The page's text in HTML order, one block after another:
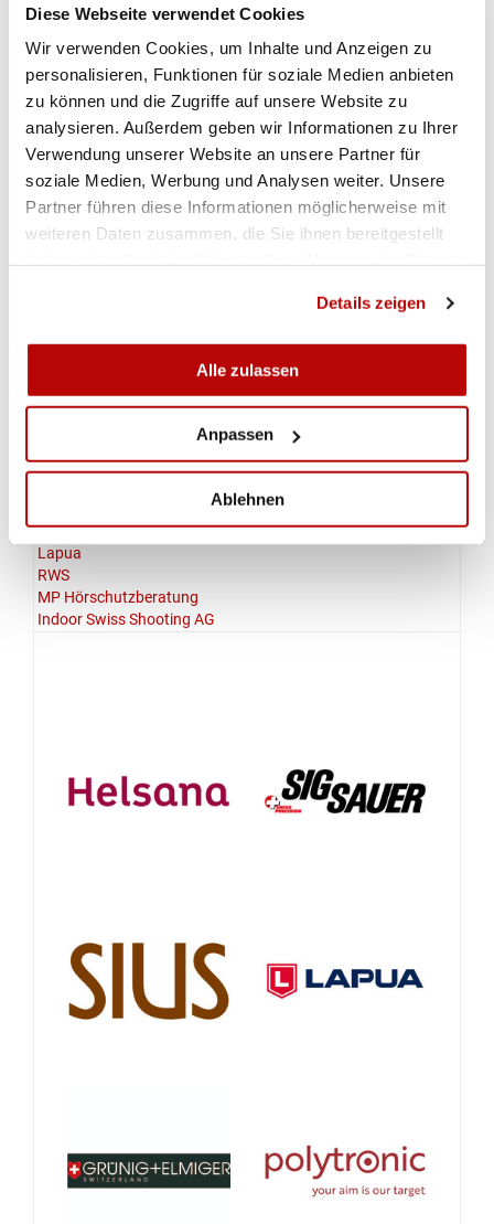
Diese Webseite verwendet Cookies
Wir verwenden Cookies, um Inhalte und Anzeigen zu
personalisieren, Funktionen für soziale Medien anbieten
zu können und die Zugriffe auf unsere Website zu
analysieren. Außerdem geben wir Informationen zu Ihrer
Verwendung unserer Website an unsere Partner für
soziale Medien, Werbung und Analysen weiter. Unsere
Partner führen diese Informationen möglicherweise mit
weiteren Daten zusammen, die Sie ihnen bereitgestellt
Details zeigen
Alle zulassen
Anpassen
Ablehnen
10m carabine à air
comprimé
2ème place 50m carabine trois positions
2ème place 50m carabine trois positions
1ère place 50m carabine trois positions
Marti Gründungstechnik AG
Association des Donateurs des équipes nationales de tir
EQUIPEMENTIERS
Capapie
Lapua
RWS
MP Hörschutzberatung
Indoor Swiss Shooting AG